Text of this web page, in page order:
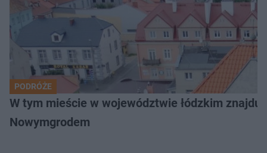
PODRÓŻE
W tym mieście w województwie łódzkim
Nowymgrodem